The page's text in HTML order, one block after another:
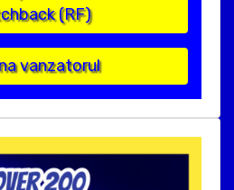
(RF)
vanzatorul